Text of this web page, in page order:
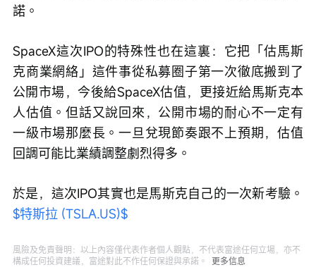
諾。
SpaceX這次IPO的特殊性也在這裏：它把「估馬斯
克商業網絡」這件事從私募圈子第一次徹底搬到了
公開市場，今後給SpaceX估值，更接近給馬斯克本
人估值。但話又說回來，公開市場的耐心不一定有
一級市場那麼長。一旦兌現節奏跟不上預期，估值
回調可能比業績調整劇烈得多。
於是，這次IPO其實也是馬斯克自己的一次新考驗。
$特斯拉 (TSLA.US)$
風險及免責聲明：以上內容僅代表作者個人觀點，不代表富途任何立場，亦不
構成任何投資建議，富途對此不作任何保證與承諾。
更多信息